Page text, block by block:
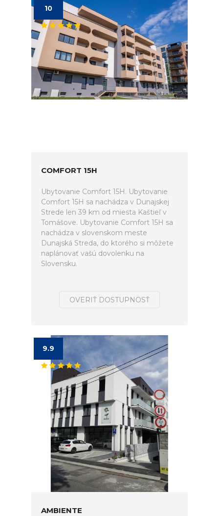
10
COMFORT 15H
Ubytovanie Comfort 15H. Ubytovanie
Comfort 15H sa nachádza v Dunajskej
Strede len 39 km od miesta Kaštieľ v
Tomášove. Ubytovanie Comfort 15H sa
nachádza v slovenskom meste
Dunajská Streda, do ktorého si môžete
naplánovať vašú dovolenku na
Slovensku.
OVERIŤ DOSTUPNOSŤ
9.9
AMBIENTE